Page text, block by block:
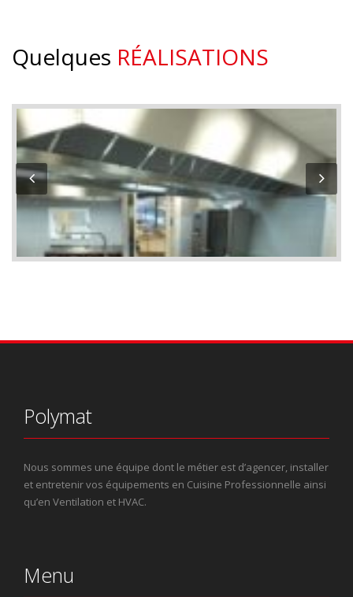
Quelques RÉALISATIONS
Polymat
Nous sommes une équipe dont le métier est d’agencer, installer
et entretenir vos équipements en Cuisine Professionnelle ainsi
qu’en Ventilation et HVAC.
Menu